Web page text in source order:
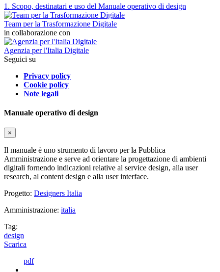
1. Scopo, destinatari e uso del Manuale operativo di design
Team per la Trasformazione Digitale
in collaborazione con
Agenzia per l'Italia Digitale
Seguici su
Privacy policy
Cookie policy
Note legali
Manuale operativo di design
×
Il manuale è uno strumento di lavoro per la Pubblica
Amministrazione e serve ad orientare la progettazione di ambienti
digitali fornendo indicazioni relative al service design, alla user
research, al content design e alla user interface.
Progetto: Designers Italia
Amministrazione: italia
Tag:
design
Scarica
pdf